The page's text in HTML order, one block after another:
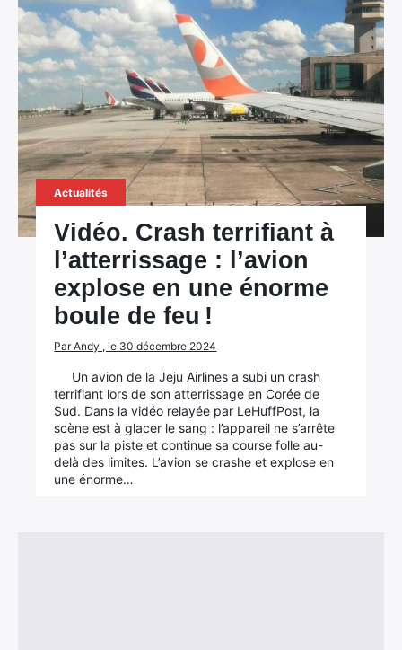
Actualités
Vidéo. Crash terrifiant à
l’atterrissage : l’avion
explose en une énorme
boule de feu !
Par Andy , le 30 décembre 2024
Un avion de la Jeju Airlines a subi un crash
terrifiant lors de son atterrissage en Corée de
Sud. Dans la vidéo relayée par LeHuffPost, la
scène est à glacer le sang : l’appareil ne s’arrête
pas sur la piste et continue sa course folle au-
delà des limites. L’avion se crashe et explose en
une énorme…